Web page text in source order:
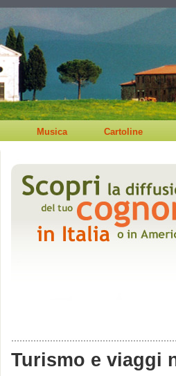
Musica Cartoline
Turismo e viaggi